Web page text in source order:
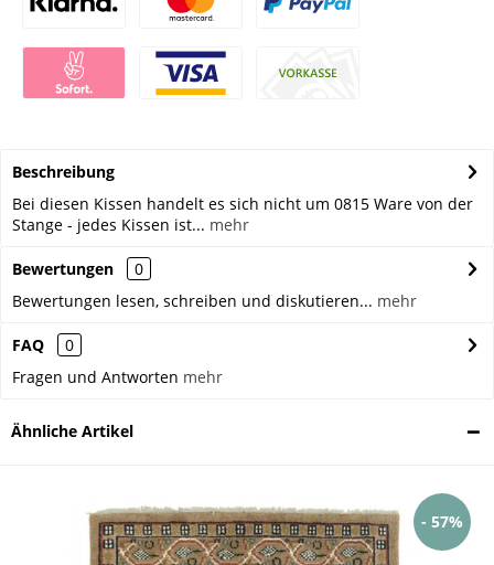
Beschreibung
Bei diesen Kissen handelt es sich nicht um 0815 Ware von der
Stange - jedes Kissen ist... mehr
Bewertungen
0
Bewertungen lesen, schreiben und diskutieren... mehr
FAQ
0
Fragen und Antworten mehr
Ähnliche Artikel
- 57%